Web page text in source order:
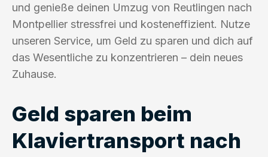
und genieße deinen Umzug von Reutlingen nach
Montpellier stressfrei und kosteneffizient. Nutze
unseren Service, um Geld zu sparen und dich auf
das Wesentliche zu konzentrieren – dein neues
Zuhause.
Geld sparen beim
Klaviertransport nach